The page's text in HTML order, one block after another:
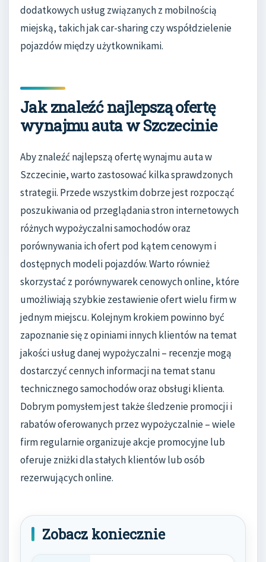
dodatkowych usług związanych z mobilnością
miejską, takich jak car-sharing czy współdzielenie
pojazdów między użytkownikami.
Jak znaleźć najlepszą ofertę
wynajmu auta w Szczecinie
Aby znaleźć najlepszą ofertę wynajmu auta w
Szczecinie, warto zastosować kilka sprawdzonych
strategii. Przede wszystkim dobrze jest rozpocząć
poszukiwania od przeglądania stron internetowych
różnych wypożyczalni samochodów oraz
porównywania ich ofert pod kątem cenowym i
dostępnych modeli pojazdów. Warto również
skorzystać z porównywarek cenowych online, które
umożliwiają szybkie zestawienie ofert wielu firm w
jednym miejscu. Kolejnym krokiem powinno być
zapoznanie się z opiniami innych klientów na temat
jakości usług danej wypożyczalni – recenzje mogą
dostarczyć cennych informacji na temat stanu
technicznego samochodów oraz obsługi klienta.
Dobrym pomysłem jest także śledzenie promocji i
rabatów oferowanych przez wypożyczalnie – wiele
firm regularnie organizuje akcje promocyjne lub
oferuje zniżki dla stałych klientów lub osób
rezerwujących online.
Zobacz koniecznie